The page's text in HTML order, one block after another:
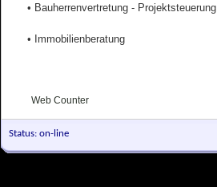
• Bauherrenvertretung - Projektsteuerung
• Immobilienberatung
Web Counter
Status: on-line